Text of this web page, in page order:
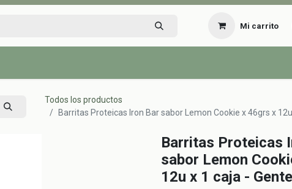
Mi carrito
Todos los productos
Barritas Proteicas Iron Bar sabor Lemon Cookie x 46grs x
Barritas Proteicas
sabor Lemon
12u x 1 caja -